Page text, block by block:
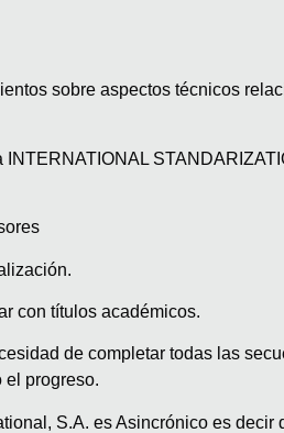
sobre aspectos técnicos
con títulos académicos.
de completar todas las
el progreso.
S.A. es Asincrónico es